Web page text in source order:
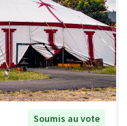
Soumis au vote